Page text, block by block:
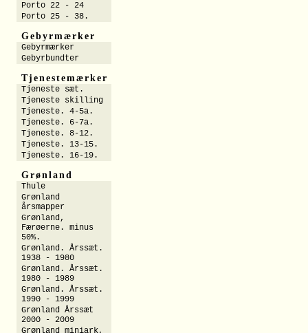
Porto 22 - 24
Porto 25 - 38.
Gebyrmærker
Gebyrmærker
Gebyrbundter
Tjenestemærker
Tjeneste sæt.
Tjeneste skilling
Tjeneste. 4-5a.
Tjeneste. 6-7a.
Tjeneste. 8-12.
Tjeneste. 13-15.
Tjeneste. 16-19.
Grønland
Thule
Grønland
årsmapper
Grønland,
Færøerne. minus
50%.
Grønland. Årssæt.
1938 - 1980
Grønland. Årssæt.
1980 - 1989
Grønland. Årssæt.
1990 - 1999
Grønland Årssæt
2000 - 2009
Grønland miniark,